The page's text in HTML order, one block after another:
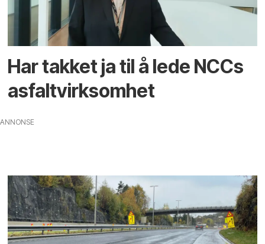
Har takket ja til å lede NCCs
asfaltvirksomhet
ANNONSE